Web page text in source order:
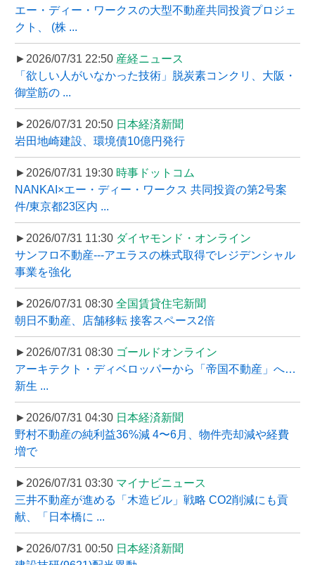
エー・ディー・ワークスの大型不動産共同投資プロジェ
クト、 (株 ...
►2026/07/31 22:50 産経ニュース
「欲しい人がいなかった技術」脱炭素コンクリ、大阪・
御堂筋の ...
►2026/07/31 20:50 日本経済新聞
岩田地崎建設、環境債10億円発行
►2026/07/31 19:30 時事ドットコム
NANKAI×エー・ディー・ワークス 共同投資の第2号案
件/東京都23区内 ...
►2026/07/31 11:30 ダイヤモンド・オンライン
サンフロ不動産---アエラスの株式取得でレジデンシャル
事業を強化
►2026/07/31 08:30 全国賃貸住宅新聞
朝日不動産、店舗移転 接客スペース2倍
►2026/07/31 08:30 ゴールドオンライン
アーキテクト・ディベロッパーから「帝国不動産」へ…
新生 ...
►2026/07/31 04:30 日本経済新聞
野村不動産の純利益36%減 4〜6月、物件売却減や経費
増で
►2026/07/31 03:30 マイナビニュース
三井不動産が進める「木造ビル」戦略 CO2削減にも貢
献、「日本橋に ...
►2026/07/31 00:50 日本経済新聞